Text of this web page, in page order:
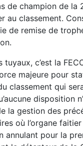
de champion de la
au classement.
de remise de
tuyaux, c’est la
majeure pour
classement qui
disposition
la gestion des
où l’organe
annulant pour la